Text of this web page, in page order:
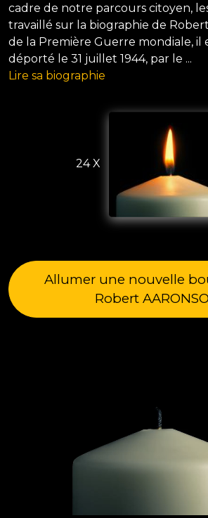
cadre de notre parcours citoyen,
travaillé sur la biographie de
de la Première Guerre mondiale, il
déporté le 31 juillet 1944, par le ...
Lire sa biographie
24 X
Allumer une nouvelle
Robert